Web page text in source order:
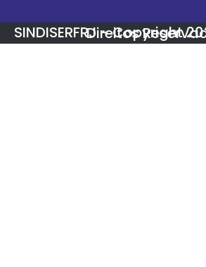
SINDISERFRJ - Copyright 2024 - Todos os Direitos